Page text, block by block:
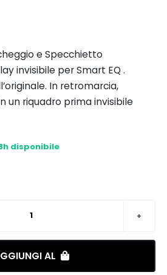
e Specchietto
invisibile per Smart EQ .
In retromarcia,
un riquadro prima invisibile
disponibile
AL